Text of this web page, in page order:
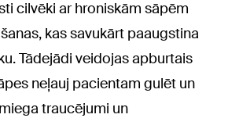
cilvēki ar hroniskām sāpēm
kas savukārt paaugstina
Tādejādi veidojas apburtais
neļauj pacientam gulēt un
traucējumi un